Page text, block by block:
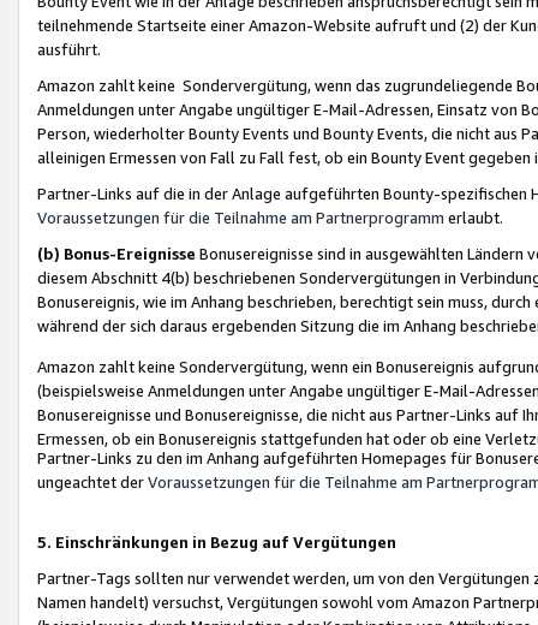
teilnehmende Startseite einer Amazon-Website aufruft und (2) der
ausführt.
Amazon zahlt keine Sondervergütung, wenn das zugrundeliegende
Anmeldungen unter Angabe ungültiger E-Mail-Adressen, Einsatz von
Person, wiederholter Bounty Events und Bounty Events, die nicht
alleinigen Ermessen von Fall zu Fall fest, ob ein Bounty Event
Partner-Links auf die in der Anlage aufgeführten Bounty-spezifischen
Voraussetzungen für die Teilnahme am Partnerprogramm erlaubt.
(b) Bonus-Ereignisse Bonusereignisse sind in ausgewählten Ländern
diesem Abschnitt 4(b) beschriebenen Sondervergütungen in
Bonusereignis, wie im Anhang beschrieben, berechtigt sein muss,
während der sich daraus ergebenden Sitzung die im Anhang
Amazon zahlt keine Sondervergütung, wenn ein Bonusereignis
(beispielsweise Anmeldungen unter Angabe ungültiger E-Mail-
Bonusereignisse und Bonusereignisse, die nicht aus Partner-Links auf
Ermessen, ob ein Bonusereignis stattgefunden hat oder ob eine
Partner-Links zu den im Anhang aufgeführten Homepages für
ungeachtet derVoraussetzungen für die Teilnahme am
5. Einschränkungen in Bezug auf Vergütungen
Partner-Tags sollten nur verwendet werden, um von den
Namen handelt) versuchst, Vergütungen sowohl vom Amazon